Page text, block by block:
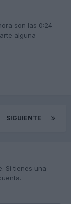
son las 0:24
alguna
SIGUIENTE
Si tienes una